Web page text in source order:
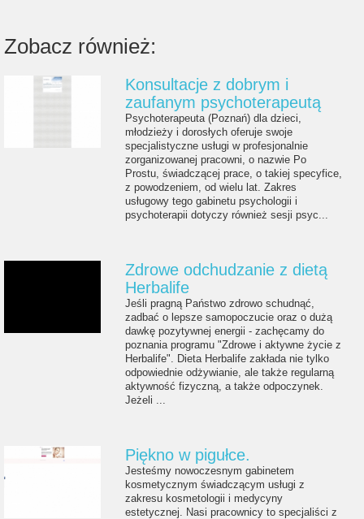
Zobacz również:
Konsultacje z dobrym i
zaufanym psychoterapeutą
Psychoterapeuta (Poznań) dla dzieci,
młodzieży i dorosłych oferuje swoje
specjalistyczne usługi w profesjonalnie
zorganizowanej pracowni, o nazwie Po
Prostu, świadczącej prace, o takiej specyfice,
z powodzeniem, od wielu lat. Zakres
usługowy tego gabinetu psychologii i
psychoterapii dotyczy również sesji psyc...
Zdrowe odchudzanie z dietą
Herbalife
Jeśli pragną Państwo zdrowo schudnąć,
zadbać o lepsze samopoczucie oraz o dużą
dawkę pozytywnej energii - zachęcamy do
poznania programu "Zdrowe i aktywne życie z
Herbalife". Dieta Herbalife zakłada nie tylko
odpowiednie odżywianie, ale także regularną
aktywność fizyczną, a także odpoczynek.
Jeżeli ...
Piękno w pigułce.
Jesteśmy nowoczesnym gabinetem
kosmetycznym świadczącym usługi z
zakresu kosmetologii i medycyny
estetycznej. Nasi pracownicy to specjaliści z